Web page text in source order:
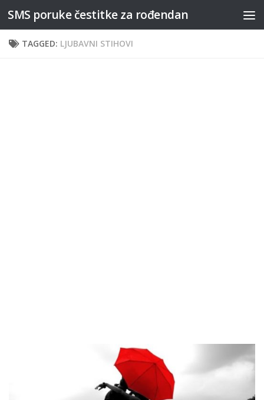
Skip to content
SMS poruke čestitke za rođendan
TAGGED: LJUBAVNI STIHOVI